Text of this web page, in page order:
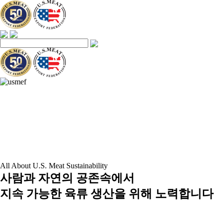
All About U.S. Meat Sustainability
사람과 자연의 공존속에서
지속 가능한 육류 생산을 위해 노력합니다